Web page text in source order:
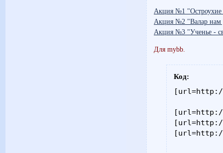
Акция №1
Акция №2 "Валар нам
Акция №3 "Ученье -
Для mybb.
Код:
[url=http://
[url=http://
[url=http://